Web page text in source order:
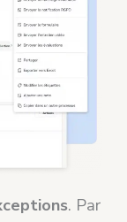
. Par